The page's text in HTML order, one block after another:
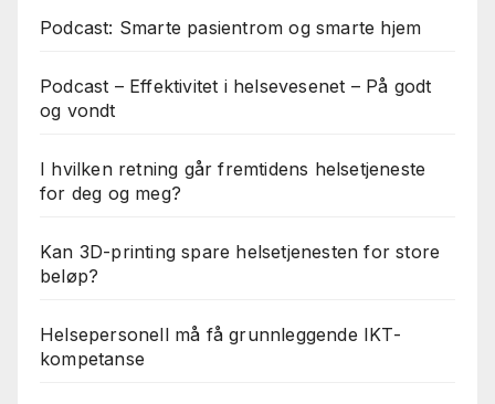
Podcast: Smarte pasientrom og smarte hjem
Podcast – Effektivitet i helsevesenet – På godt
og vondt
I hvilken retning går fremtidens helsetjeneste
for deg og meg?
Kan 3D-printing spare helsetjenesten for store
beløp?
Helsepersonell må få grunnleggende IKT-
kompetanse